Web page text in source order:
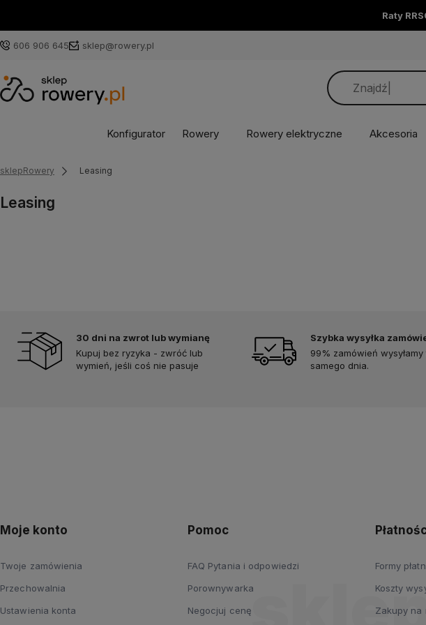
Raty
606 906 645 sklep@rowery.pl
Konfigurator Rowery Rowery elektryczne Akcesoria
sklepRowery Leasing
Leasing
30 dni na zwrot lub wymianę
Kupuj bez ryzyka - zwróć lub
wymień, jeśli coś nie pasuje
Szybka wysyłka
99% zamówień wysyłamy
samego dnia.
Moje konto
Twoje zamówienia
Przechowalnia
Ustawienia konta
Pomoc
FAQ Pytania i odpowiedzi
Porownywarka
Negocjuj cenę
Formy
Koszty
Zakupy na